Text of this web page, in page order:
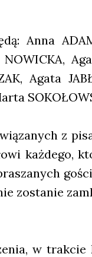
Anna
Aga­ta
z
każ­de­go,
zosta­nie
w